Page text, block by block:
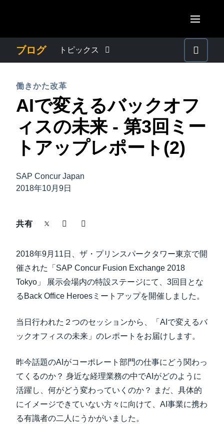
AMERICAS
Canada (Français)
México (Español)
Brasil (Português)
United Kingdom (English)
France (Français)
Deutschland (Deutsch)
Belgium (English)
España (Español)
ASIA PACIFIC
Australia (English)
India (English)
ブログ トピックス
プレスリリース
電子帳簿保存法・インボイス制度
中堅・中小企業
製品情報
サステナビリティ
働きかた改革
AIで変えるバックオフ
ィスの未来 - 第3回ミー
トアップレポート(2)
SAP Concur Japan
2018年10月9日
共有
2018年9月11日、ザ・プリンスパークタワー東京で開
催された「SAP Concur Fusion Exchange 2018
Tokyo」 展示会場内の特設ステージにて、3回目とな
るBack Office Heroesミートアップを開催しました。
当日行われた２つのセッションから、「AIで変えるバ
ックオフィスの未来」のレポートをお届けします。
昨今話題のAIがコーポレート部門の仕事にどう関わっ
てくるのか？ 身近な経理業務の中でAIがどのように
活躍し、何がどう変わっていくのか？ まだ、具体的
にイメージできていない方々に向けて、AI事業に携わ
る有識者の二人にうかがいました。